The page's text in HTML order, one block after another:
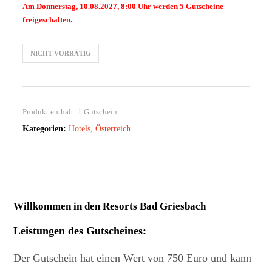
Am Donnerstag, 10.08.2027, 8:00 Uhr werden 5 Gutscheine
freigeschalten.
NICHT VORRÄTIG
Produkt enthält: 1Gutschein
Kategorien: Hotels ,Österreich
Willkommen in den Resorts Bad Griesbach
Leistungen des Gutscheines:
Der Gutschein hat einen Wert von 750 Euro und kann